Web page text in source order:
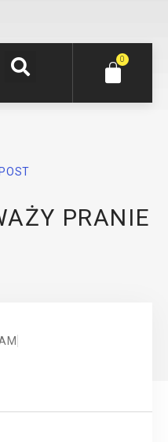
0
PRANIE